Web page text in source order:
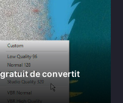
de convertit